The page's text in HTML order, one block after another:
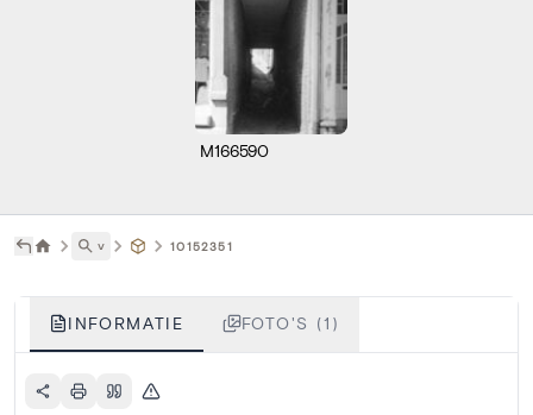
M166590
˅ 10152351
INFORMATIE FOTO'S (1)